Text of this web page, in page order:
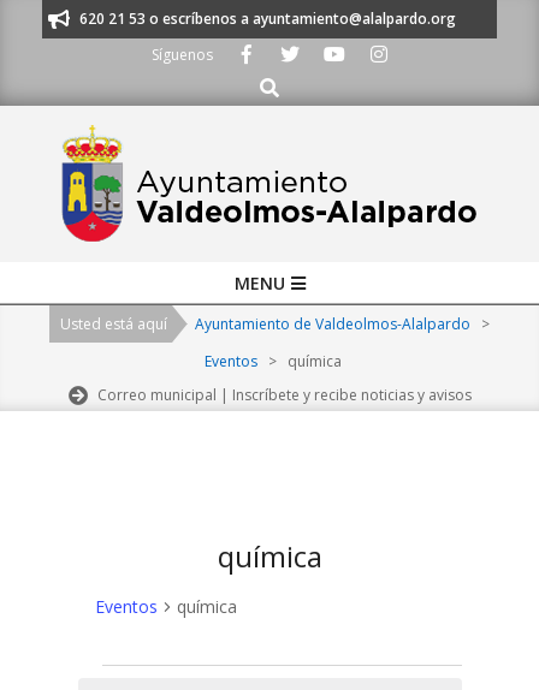
al 91 620 21 53 o escríbenos a ayuntamiento@alalpardo.org
Síguenos
Buscar
Navigation
MENU
Usted está aquí Ayuntamiento de Valdeolmos-Alalpardo
>
Eventos > química
Correo municipal | Inscríbete y recibe noticias y avisos
química
Eventos química